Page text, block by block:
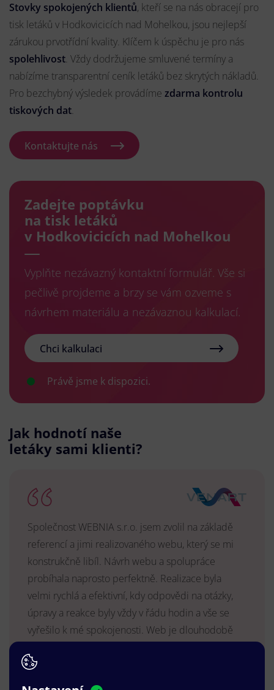
Stovky spokojených klientů, kteří se na nás obracejí pro
tisk letáků v Hodkovicicích nad Mohelkou, jsou nejlepší
zárukou prvotřídní kvality. Klíčem k úspěchu je pro nás
spolehlivost. Vždy dodržujeme smluvené termíny a
nabízíme transparentní ceník letáků bez skrytých nákladů.
Pro bezchybný výsledek provádíme zdarma kontrolu
tiskových dat.
Kontaktujte nás
Zadejte poptávku
na tisk letáků
v Hodkovicicích nad Mohelkou
Vyplňte nezávazný kontaktní formulář. Vše si
pečlivě projdeme a brzy se vám ozveme s
návrhem materiálu a nezávaznou kalkulací.
Chci kalkulaci
Právě jsme k dispozici.
Jak hodnotí naše
letáky sami klienti?
Společnost WEBNIA s.r.o. jsem zvolil na základě
referencí a jimi realizovaného webu, který se mi
konstrukčně libíl. Návrh webu a spolupráce
probíhala naprosto perfektně. Realizace byla
velmi rychlá a efektivní, kdy odpovědi na otázky,
úpravy a reakce byly vždy v řádu hodin a vše se
vyřešilo k mé spokojenosti. Web je dlouhodobě
na pozitivním vnímání naší značky.